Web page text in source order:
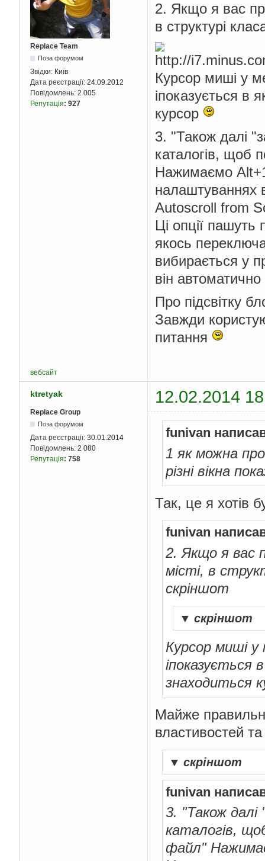
Replace Team
Поза форумом
Звідки: Київ
Дата реєстрації: 24.09.2012
Повідомлень: 2 005
Репутація: 927
2. Якщо я вас
в структурі
Курсор миші у
іпоказується в
курсор
3. "Також далі
каталогів, щоб
Нажимаємо
налаштуваннях
Autoscroll from
Ці опції
якось
вибирається у
він
Про підсвітку
Завжди
питання
вебсайт
ktretyak 12.02.2014
Replace Group
Поза форумом
Дата реєстрації: 30.01.2014
Повідомлень: 2 080
Репутація: 758
funivan
1 як можна
різні вікна
Так, це я хотів
funivan
2. Якщо я вас
місті, в
скріншот
▼ скріншот
Курсор миші у
іпоказується
знаходиться
Майже
властивостей та
▼ скріншот
funivan
3. "Також далі
каталогів,
файл"